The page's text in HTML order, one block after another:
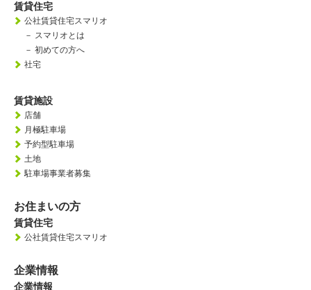
賃貸住宅
公社賃貸住宅スマリオ
－ スマリオとは
－ 初めての方へ
社宅
賃貸施設
店舗
月極駐車場
予約型駐車場
土地
駐車場事業者募集
お住まいの方
賃貸住宅
公社賃貸住宅スマリオ
企業情報
企業情報